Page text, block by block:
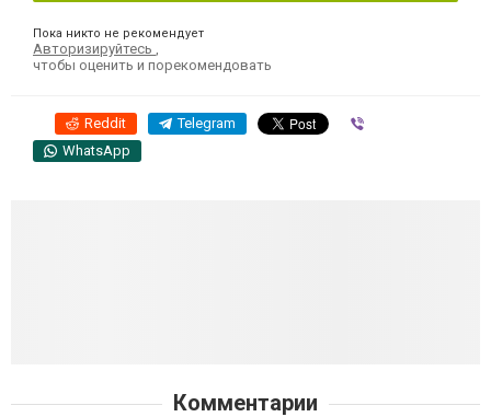
Пока никто не рекомендует
Авторизируйтесь
чтобы оценить и порекомендовать
Reddit Telegram
WhatsApp
Комментарии